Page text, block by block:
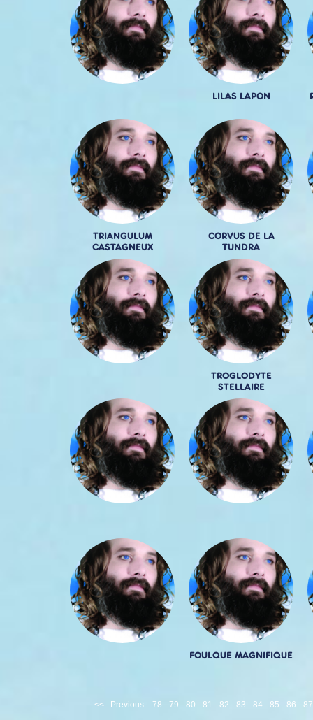
LILAS LAPON
TRIANGULUM
CASTAGNEUX
CORVUS DE LA
TUNDRA
TROGLODYTE
STELLAIRE
FOULQUE MAGNIFIQUE
<< Previous 78 - 79 - 80 - 81 - 82 - 83 - 84 - 85 - 86 - 87